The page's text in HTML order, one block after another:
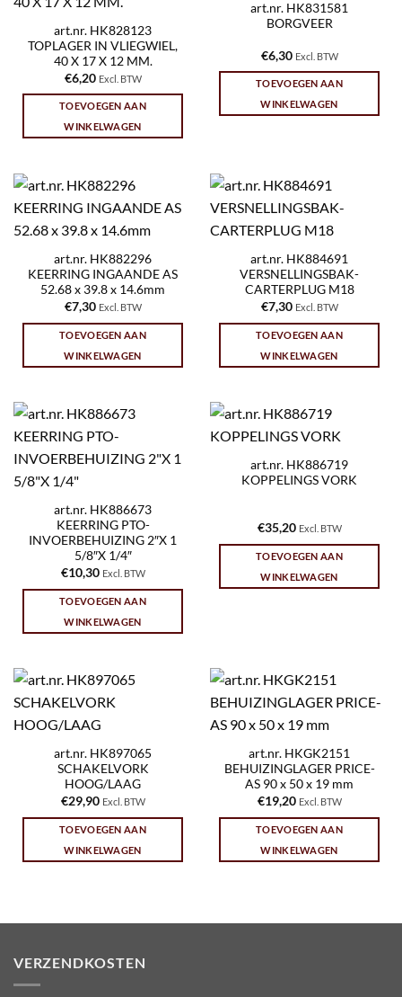
art.nr. HK828123
TOPLAGER IN VLIEGWIEL,
40 X 17 X 12 MM.
€6,20 Excl. BTW
TOEVOEGEN AAN
WINKELWAGEN
art.nr. HK831581
BORGVEER
€6,30 Excl. BTW
TOEVOEGEN AAN
WINKELWAGEN
art.nr. HK882296
KEERRING INGAANDE AS
52.68 x 39.8 x 14.6mm
€7,30 Excl. BTW
TOEVOEGEN AAN
WINKELWAGEN
art.nr. HK884691
VERSNELLINGSBAK-
CARTERPLUG M18
€7,30 Excl. BTW
TOEVOEGEN AAN
WINKELWAGEN
art.nr. HK886673
KEERRING PTO-
INVOERBEHUIZING 2″X 1
5/8″X 1/4″
€10,30 Excl. BTW
TOEVOEGEN AAN
WINKELWAGEN
art.nr. HK886719
KOPPELINGS VORK
€35,20 Excl. BTW
TOEVOEGEN AAN
WINKELWAGEN
art.nr. HK897065
SCHAKELVORK
HOOG/LAAG
€29,90 Excl. BTW
TOEVOEGEN AAN
WINKELWAGEN
art.nr. HKGK2151
BEHUIZINGLAGER PRICE-
AS 90 x 50 x 19 mm
€19,20 Excl. BTW
TOEVOEGEN AAN
WINKELWAGEN
VERZENDKOSTEN